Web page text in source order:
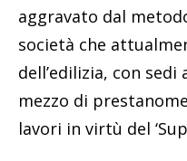
aggravato dal
società che
dell’edilizia, con sedi
mezzo di
lavori in virtù del